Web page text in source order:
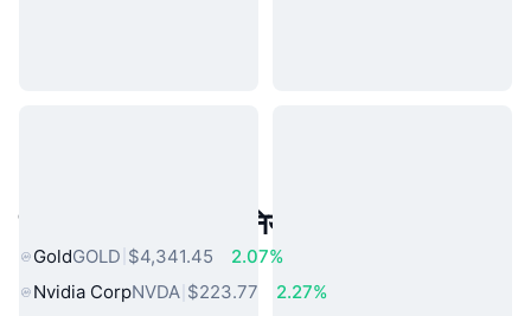
लोकप्रिय वास्तविक दुनिया की संपत्तियां
GoldGOLD $4,341.45
2.07%
Nvidia CorpNVDA $223.77
2.27%